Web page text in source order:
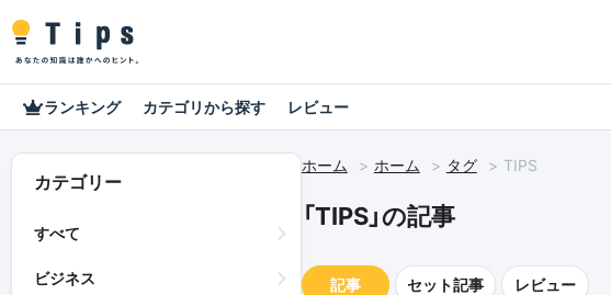
ランキング カテゴリから探す レビュー
カテゴリー
すべて
ビジネス
ホーム ホーム タグ TIPS
「TIPS」の記事
記事 セット記事 レビュー